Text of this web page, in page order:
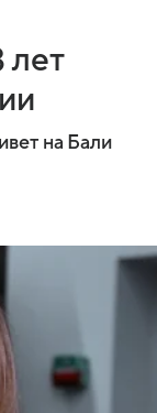
лет
на Бали